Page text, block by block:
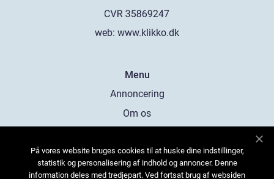
web: www.klikko.dk
Menu
Annoncering
Om os
Kontakt os
Sitemap
På vores website bruges cookies til at huske dine indstillinger,
statistik og personalisering af indhold og annoncer. Denne
information deles med tredjepart. Ved fortsat brug af websiden